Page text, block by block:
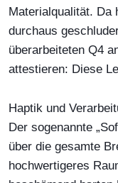
Materialqualität. Da
durchaus
überarbeiteten Q4
attestieren: Diese
Haptik und
Der sogenannte
über die gesamte
hochwertigeres